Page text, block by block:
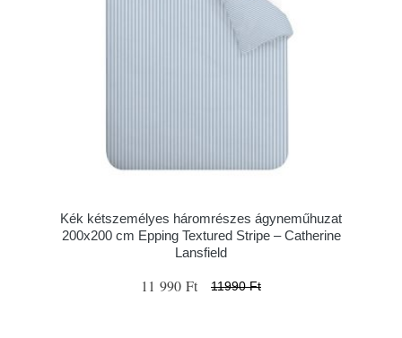
Kék kétszemélyes háromrészes ágyneműhuzat
200x200 cm Epping Textured Stripe – Catherine
Lansfield
11 990 Ft 11990 Ft